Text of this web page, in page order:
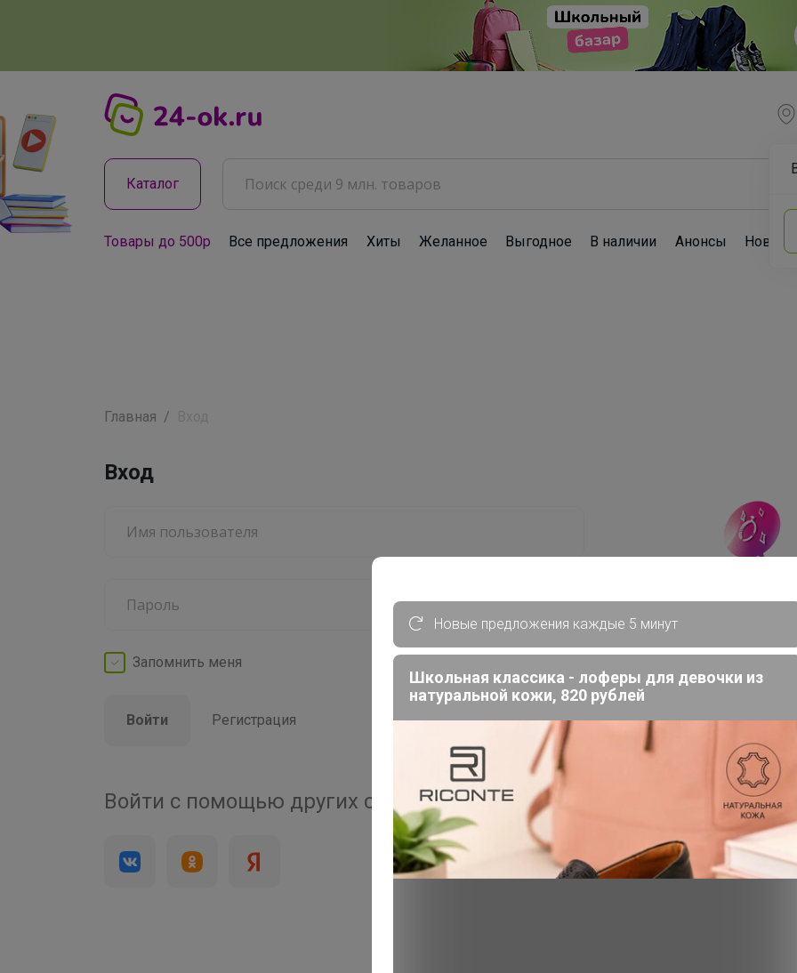
Каталог
Товары до 500р Все предложения Хиты Желанное Выгодное В наличии Анонсы Новости
Главная
Вход
Запомнить меня
Войти Регистрация
Войти с помощью других сервисов
4 000+
200+
организаторов
Новые предложения каждые 5 минут
Школьная классика - лоферы для девочки из
натуральной кожи, 820 рублей